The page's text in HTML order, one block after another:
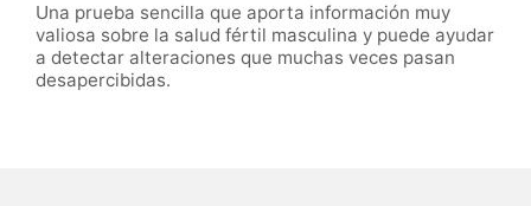
Una prueba sencilla que aporta información muy
valiosa sobre la salud fértil masculina y puede ayudar
a detectar alteraciones que muchas veces pasan
desapercibidas.